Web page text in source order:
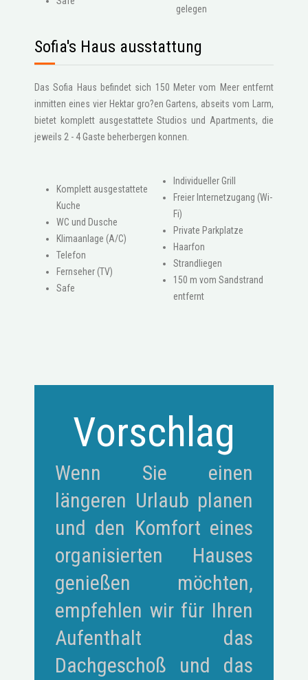
gelegen
Sofia's Haus ausstattung
Das Sofia Haus befindet sich 150 Meter vom Meer entfernt
inmitten eines vier Hektar gro?en Gartens, abseits vom Larm,
bietet komplett ausgestattete Studios und Apartments, die
jeweils 2 - 4 Gaste beherbergen konnen.
Komplett ausgestattete
Kuche
WC und Dusche
Klimaanlage (A/C)
Telefon
Fernseher (TV)
Safe
Individueller Grill
Freier Internetzugang (Wi-
Fi)
Private Parkplatze
Haarfon
Strandliegen
150 m vom Sandstrand
entfernt
Vorschlag
Wenn Sie einen
längeren Urlaub planen
und den Komfort eines
organisierten Hauses
genießen möchten,
empfehlen wir für Ihren
Aufenthalt das
Dachgeschoß und das